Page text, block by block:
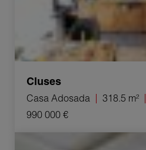
Cluses
Casa Adosada 318.5 m²
990 000 €
Venta Apartamento Villeurbanne